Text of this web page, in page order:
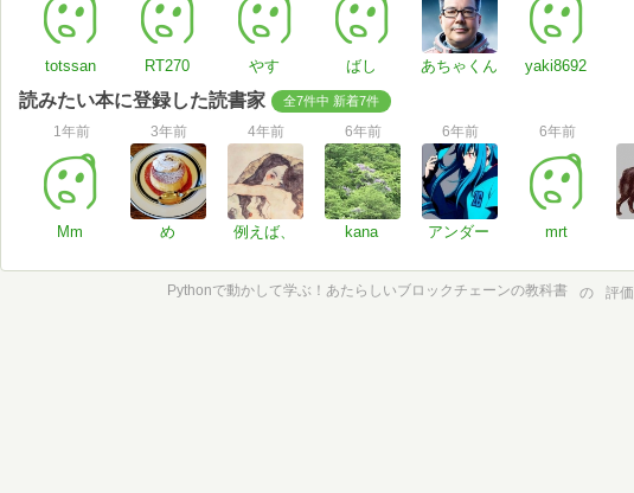
totssan RT270 やす ばし あちゃくん yaki8692
読みたい本に登録した読書家 全7件中 新着7件
1年前
Mm
3年前
め
4年前
例えば、
6年前
kana
6年前
アンダー
6年前
mrt
Pythonで動かして学ぶ！あたらしいブロックチェーンの教科書 の 評価